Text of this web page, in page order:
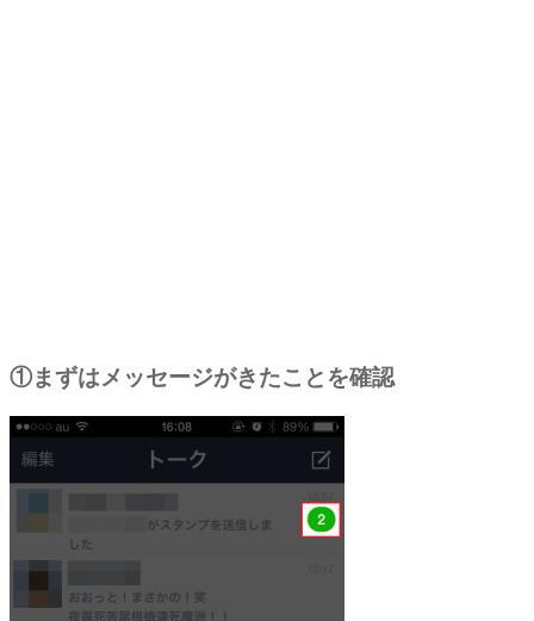
①まずはメッセージがきたことを確認